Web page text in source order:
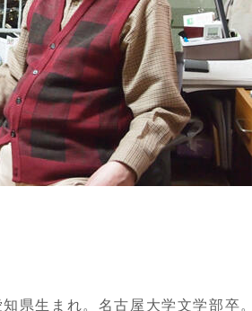
県生まれ。名古屋大学文学部卒